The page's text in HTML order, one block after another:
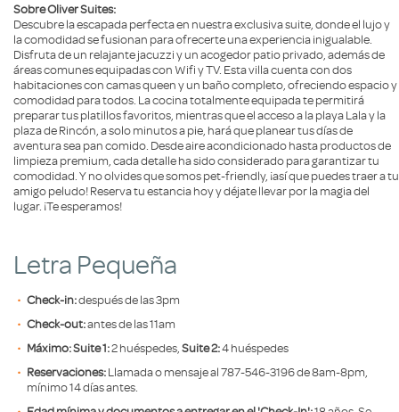
Sobre Oliver Suites:
Descubre la escapada perfecta en nuestra exclusiva suite, donde el lujo y
la comodidad se fusionan para ofrecerte una experiencia inigualable.
Disfruta de un relajante jacuzzi y un acogedor patio privado, además de
áreas comunes equipadas con Wifi y TV. Esta villa cuenta con dos
habitaciones con camas queen y un baño completo, ofreciendo espacio y
comodidad para todos. La cocina totalmente equipada te permitirá
preparar tus platillos favoritos, mientras que el acceso a la playa Lala y la
plaza de Rincón, a solo minutos a pie, hará que planear tus días de
aventura sea pan comido. Desde aire acondicionado hasta productos de
limpieza premium, cada detalle ha sido considerado para garantizar tu
comodidad. Y no olvides que somos pet-friendly, ¡así que puedes traer a tu
amigo peludo! Reserva tu estancia hoy y déjate llevar por la magia del
lugar. ¡Te esperamos!
Letra Pequeña
Check-in:después de las 3pm
Check-out:antes de las 11am
Máximo: Suite 1:2 huéspedes, Suite 2:4 huéspedes
Reservaciones:Llamada o mensaje al 787-546-3196 de 8am-8pm,
mínimo 14 días antes.